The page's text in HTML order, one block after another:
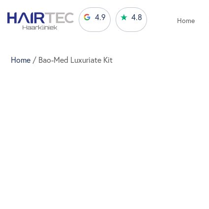
4.9 4.8 Home
Home / Bao-Med Luxuriate Kit